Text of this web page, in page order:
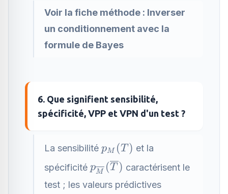
Voir la fiche méthode : Inverser
un conditionnement avec la
formule de Bayes
6. Que signifient sensibilité,
spécificité, VPP et VPN d'un test ?
La sensibilité p_M(T)
pM (T ) et la
spécificité p_{\overline{M}}
(\overline{T})
pM (T ) caractérisent le
test ; les valeurs prédictives